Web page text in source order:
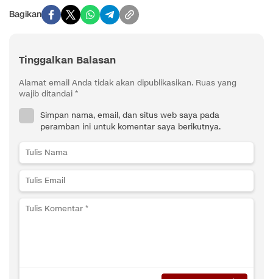
Bagikan
Tinggalkan Balasan
Alamat email Anda tidak akan dipublikasikan. Ruas yang
wajib ditandai *
Simpan nama, email, dan situs web saya pada
peramban ini untuk komentar saya berikutnya.